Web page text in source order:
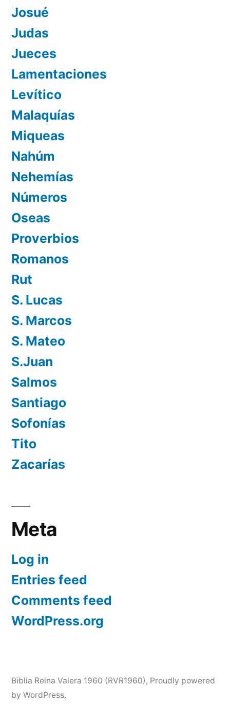
Josué
Judas
Jueces
Lamentaciones
Levítico
Malaquías
Miqueas
Nahúm
Nehemías
Números
Oseas
Proverbios
Romanos
Rut
S. Lucas
S. Marcos
S. Mateo
S.Juan
Salmos
Santiago
Sofonías
Tito
Zacarías
Meta
Log in
Entries feed
Comments feed
WordPress.org
Biblia Reina Valera 1960 (RVR1960) , Proudly powered
by WordPress.